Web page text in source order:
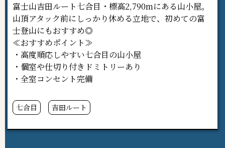
富士山吉田ルート七合目・標高2,790mにある山小屋。
山頂アタック前にしっかり休める立地で、初めての富
士登山にもおすすめ◎
≪おすすめポイント≫
・高度順応しやすい七合目の山小屋
・個室や仕切り付きドミトリーあり
・全室コンセント完備
七合目 吉田ルート